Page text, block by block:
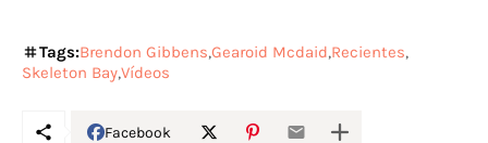
Tags:Brendon Gibbens Gearoid Mcdaid Recientes
Skeleton BayVídeos
Facebook